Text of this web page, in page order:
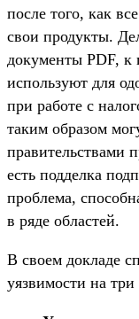
после того, как
свои продукты.
документы PDF, к
используют для
при работе с
таким образом
правительствами
есть подделка
проблема,
в ряде областей.
В своем докладе
уязвимости на